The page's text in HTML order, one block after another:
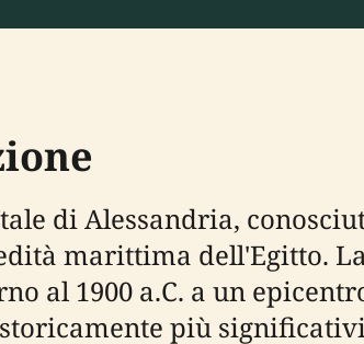
di Alessandria,
marittima dell'Egitto.
al 1900 a.C. a un
più